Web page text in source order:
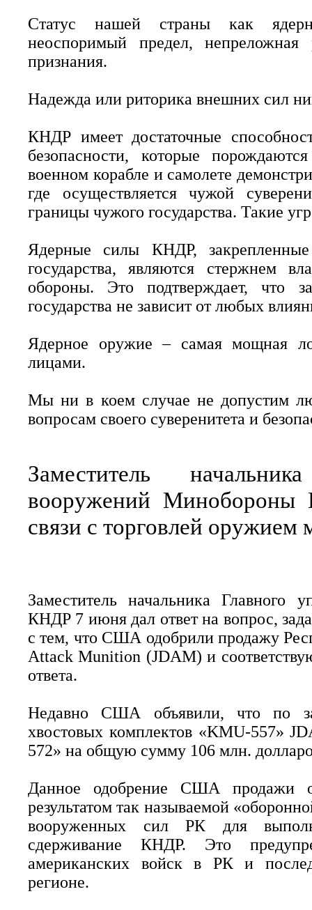
Статус нашей страны как
неоспоримый предел, непреложная
признания.
Надежда или риторика внешних сил
КНДР имеет достаточные
безопасности, которые
военном корабле и самолете
где осуществляется чужой
границы чужого государства. Такие
Ядерные силы КНДР,
государства, являются стержнем
обороны. Это подтверждает, что
государства не зависит от любых
Ядерное оружие – самая мощная
лицами.
Мы ни в коем случае не допустим
вопросам своего суверенитета и
Заместитель
вооружений
связи с торговлей
Заместитель начальника Главного
КНДР 7 июня дал ответ на вопрос,
с тем, что США одобрили продажу
Attack Munition (JDAM) и
ответа.
Недавно США объявили, что по
хвостовых комплектов «KMU-557»
572» на общую сумму 106 млн.
Данное одобрение США продажи
результатом так называемой
вооруженных сил РК для
сдерживание КНДР. Это
американских войск в РК и
регионе.